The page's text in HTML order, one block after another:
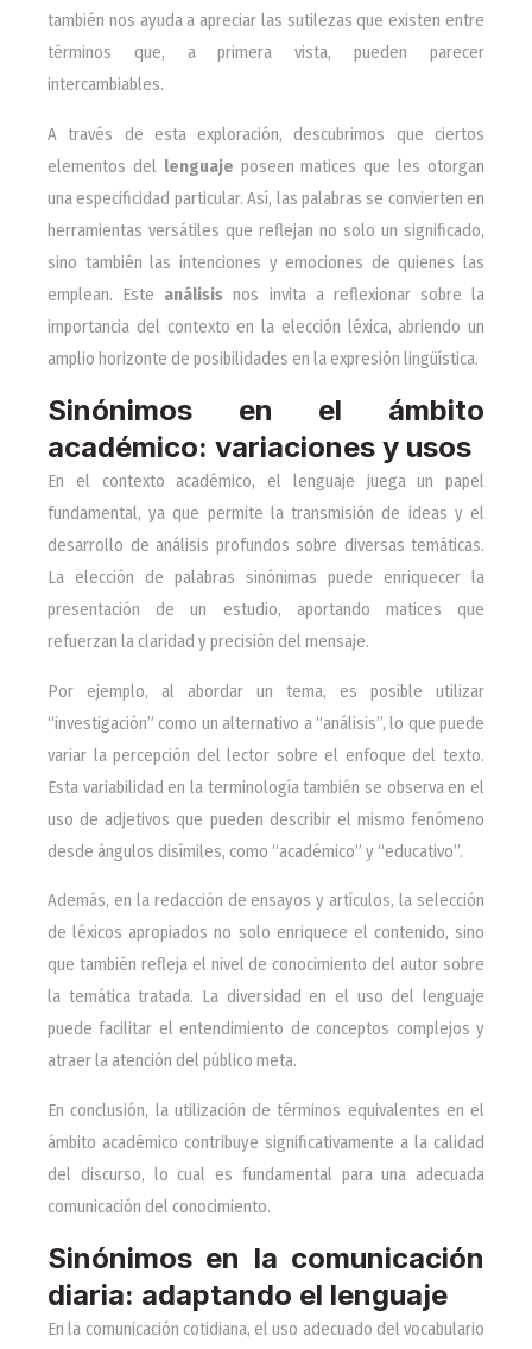
también nos ayuda a apreciar las sutilezas que existen entre
términos que, a primera vista, pueden parecer
intercambiables.
A través de esta exploración, descubrimos que ciertos
elementos del lenguaje poseen matices que les otorgan
una especificidad particular. Así, las palabras se convierten en
herramientas versátiles que reflejan no solo un significado,
sino también las intenciones y emociones de quienes las
emplean. Este análisis nos invita a reflexionar sobre la
importancia del contexto en la elección léxica, abriendo un
amplio horizonte de posibilidades en la expresión lingüística.
Sinónimos en el ámbito
académico: variaciones y usos
En el contexto académico, el lenguaje juega un papel
fundamental, ya que permite la transmisión de ideas y el
desarrollo de análisis profundos sobre diversas temáticas.
La elección de palabras sinónimas puede enriquecer la
presentación de un estudio, aportando matices que
refuerzan la claridad y precisión del mensaje.
Por ejemplo, al abordar un tema, es posible utilizar
“investigación” como un alternativo a “análisis”, lo que puede
variar la percepción del lector sobre el enfoque del texto.
Esta variabilidad en la terminología también se observa en el
uso de adjetivos que pueden describir el mismo fenómeno
desde ángulos disímiles, como “académico” y “educativo”.
Además, en la redacción de ensayos y artículos, la selección
de léxicos apropiados no solo enriquece el contenido, sino
que también refleja el nivel de conocimiento del autor sobre
la temática tratada. La diversidad en el uso del lenguaje
puede facilitar el entendimiento de conceptos complejos y
atraer la atención del público meta.
En conclusión, la utilización de términos equivalentes en el
ámbito académico contribuye significativamente a la calidad
del discurso, lo cual es fundamental para una adecuada
comunicación del conocimiento.
Sinónimos en la comunicación
diaria: adaptando el lenguaje
En la comunicación cotidiana, el uso adecuado del vocabulario